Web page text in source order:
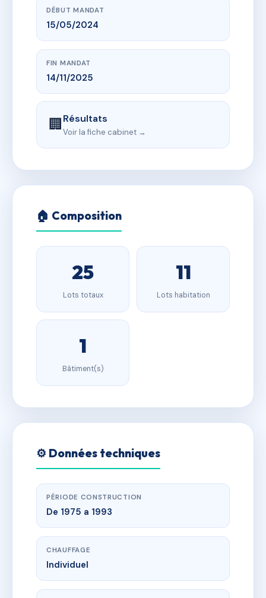
DÉBUT MANDAT
15/05/2024
FIN MANDAT
14/11/2025
🏢Résultats
Voir la fiche cabinet →
🏠 Composition
25
Lots totaux
11
Lots habitation
1
Bâtiment(s)
⚙️ Données techniques
PÉRIODE CONSTRUCTION
De 1975 a 1993
CHAUFFAGE
Individuel